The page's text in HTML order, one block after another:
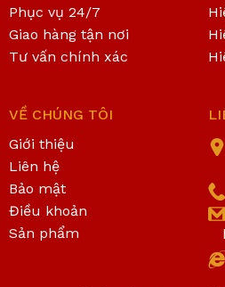
Phục vụ 24/7
Giao hàng tận nơi
Tư vấn chính xác
VỀ CHÚNG TÔI
Giới thiệu
Liên hệ
Bảo mật
Điều khoản
Sản phẩm